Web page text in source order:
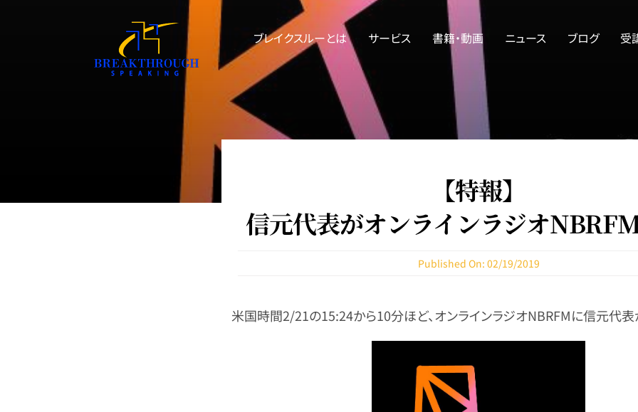
ブレイクスルーとは サービス 書籍・動画 ニュース ブログ 受
【特報】
信元代表がオンラインラジオ
Published On: 02/19/2019
米国時間2/21の15:24から10分ほど、オンラインラジオNBRFMに信元代表